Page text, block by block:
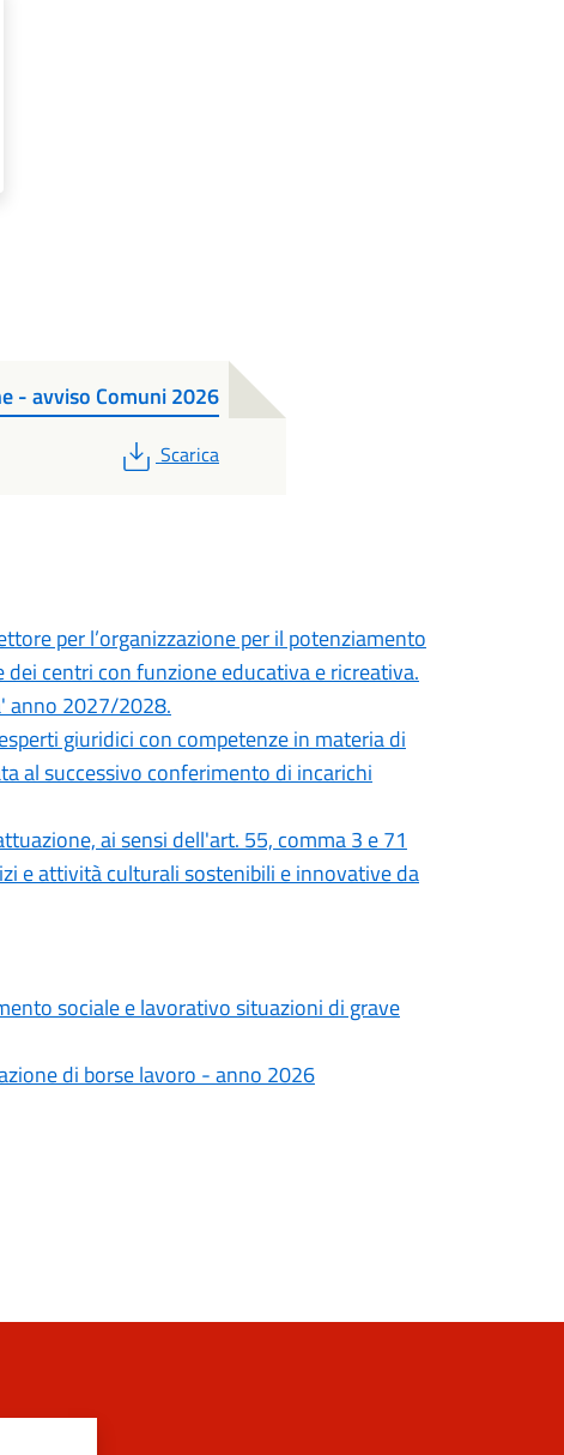
- avviso Comuni 2026
PDF
Scarica
per l’organizzazione per il potenziamento
centri con funzione educativa e ricreativa.
anno 2027/2028.
giuridici con competenze in materia di
al successivo conferimento di incarichi
ai sensi dell'art. 55, comma 3 e 71
e attività culturali sostenibili e innovative da
sociale e lavorativo situazioni di grave
di borse lavoro - anno 2026